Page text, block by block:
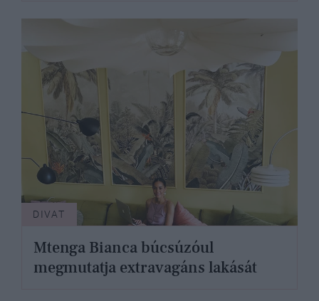
DIVAT
Mtenga Bianca búcsúzóul
megmutatja extravagáns lakását